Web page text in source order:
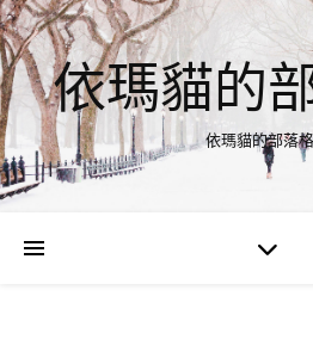
依瑪貓的
依瑪貓的部落